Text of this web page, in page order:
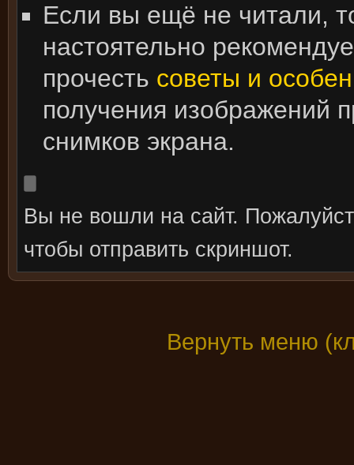
Если вы ещё не читали,
настоятельно
прочесть советы и
получения изображений
снимков экрана.
Вы не вошли на сайт.
чтобы отправить скриншот.
Вернуть меню